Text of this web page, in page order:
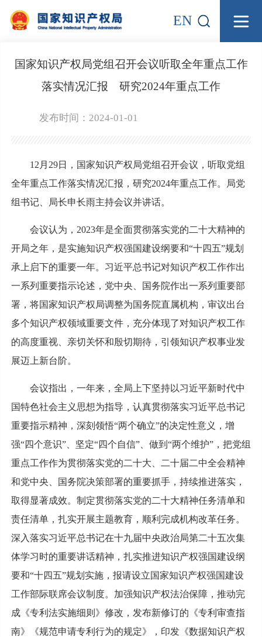
EN
国家知识产权局党组召开会议听取全年重点工作
落实情况汇报 研究2024年重点工作
发布时间：2024-01-01
12月29日，国家知识产权局党组召开会议，听取党组
全年重点工作落实情况汇报，研究2024年重点工作。局党
组书记、局长申长雨主持会议并讲话。
会议认为，2023年是全面贯彻落实党的二十大精神的
开局之年，是实施知识产权强国建设纲要和“十四五”规划
承上启下的重要一年。习近平总书记对知识产权工作作出
一系列重要指示论述，党中央、国务院作出一系列重要部
署，将国家知识产权局调整为国务院直属机构，审议出台
多个知识产权领域重要文件，充分体现了对知识产权工作
的高度重视、亲切关怀和殷切期待，引领知识产权事业发
展迈上新台阶。
会议指出，一年来，全局上下坚持以习近平新时代中
国特色社会主义思想为指导，认真贯彻落实习近平总书记
重要指示精神，深刻领悟“两个确立”的决定性意义，增
强“四个意识”、坚定“四个自信”、做到“两个维护”，把党组
重点工作作为贯彻落实党的二十大、二十届二中全会精神
和党中央、国务院决策部署的重要抓手，持续推进落实，
取得显著成效。制定贯彻落实党的二十大精神任务清单和
责任清单，扎实开展主题教育，顺利完成机构改革任务。
深入落实习近平总书记在十九届中央政治局第二十五次集
体学习时的重要讲话精神，扎实推进知识产权强国建设纲
要和“十四五”规划实施，报请设立国家知识产权强国建设
工作部际联席会议制度。加强知识产权法治保障，推动完
成《专利法实施细则》修改，发布新修订的《专利审查指
南》《规范申请专利行为的规定》，印发《数据知识产权